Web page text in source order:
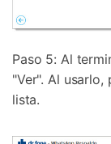
Paso 5: Al
"Ver". Al
lista.